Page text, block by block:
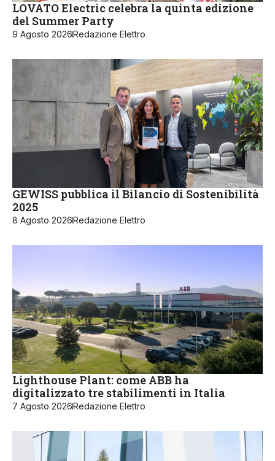
LOVATO Electric celebra la quinta edizione
del Summer Party
9 Agosto 2026 Redazione Elettro
GEWISS pubblica il Bilancio di Sostenibilità
2025
8 Agosto 2026 Redazione Elettro
Lighthouse Plant: come ABB ha
digitalizzato tre stabilimenti in Italia
7 Agosto 2026 Redazione Elettro